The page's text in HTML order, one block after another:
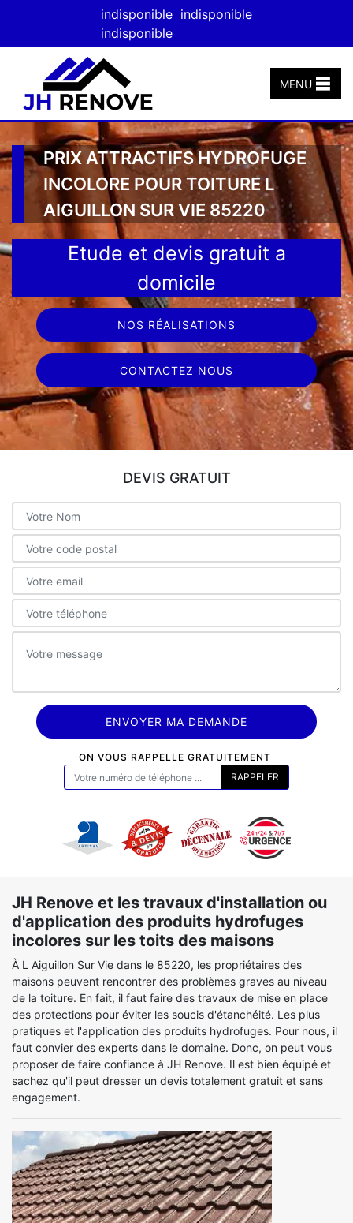
indisponible indisponible
indisponible
MENU
PRIX ATTRACTIFS HYDROFUGE
INCOLORE POUR TOITURE L
AIGUILLON SUR VIE 85220
Etude et devis gratuit a
domicile
NOS RÉALISATIONS
CONTACTEZ NOUS
DEVIS GRATUIT
ON VOUS RAPPELLE GRATUITEMENT
JH Renove et les travaux d'installation ou
d'application des produits hydrofuges
incolores sur les toits des maisons
À L Aiguillon Sur Vie dans le 85220, les propriétaires des
maisons peuvent rencontrer des problèmes graves au niveau
de la toiture. En fait, il faut faire des travaux de mise en place
des protections pour éviter les soucis d'étanchéité. Les plus
pratiques et l'application des produits hydrofuges. Pour nous, il
faut convier des experts dans le domaine. Donc, on peut vous
proposer de faire confiance à JH Renove. Il est bien équipé et
sachez qu'il peut dresser un devis totalement gratuit et sans
engagement.